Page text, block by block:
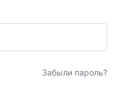
Забыли пароль?